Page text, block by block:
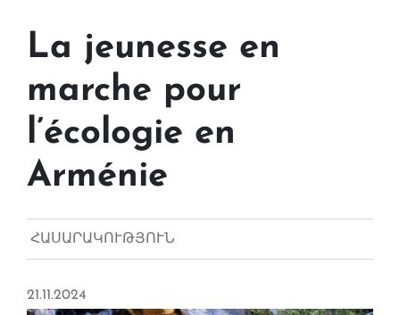
La jeunesse en
marche pour
l’écologie en
Arménie
ՀԱՍԱՐԱԿՈՒԹՅՈՒՆ
21.11.2024